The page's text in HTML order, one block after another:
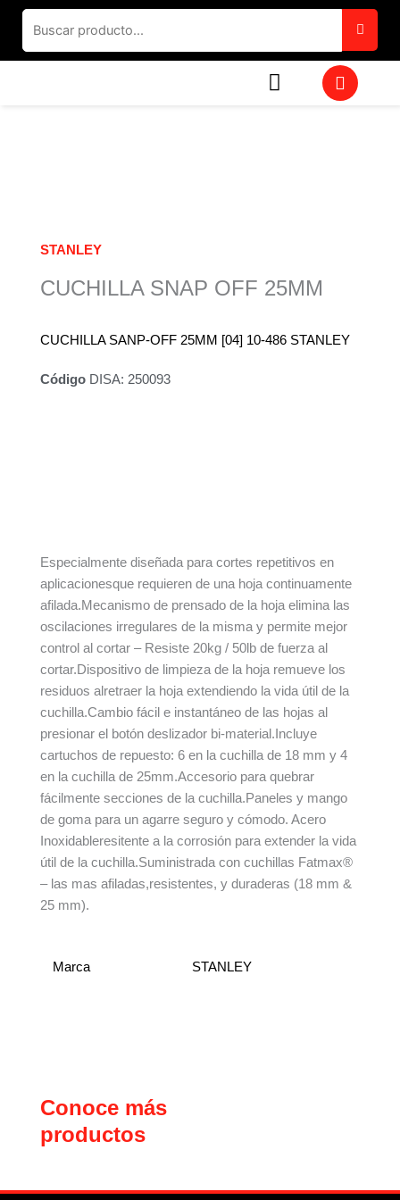
contenido
W
h
STANLEY
CUCHILLA SNAP OFF 25MM
CUCHILLA SANP-OFF 25MM [04] 10-486 STANLEY
Código DISA: 250093
Especialmente diseñada para cortes repetitivos en
aplicacionesque requieren de una hoja continuamente
afilada.Mecanismo de prensado de la hoja elimina las
oscilaciones irregulares de la misma y permite mejor
control al cortar – Resiste 20kg / 50lb de fuerza al
cortar.Dispositivo de limpieza de la hoja remueve los
residuos alretraer la hoja extendiendo la vida útil de la
cuchilla.Cambio fácil e instantáneo de las hojas al
presionar el botón deslizador bi-material.Incluye
cartuchos de repuesto: 6 en la cuchilla de 18 mm y 4
en la cuchilla de 25mm.Accesorio para quebrar
fácilmente secciones de la cuchilla.Paneles y mango
de goma para un agarre seguro y cómodo. Acero
Inoxidableresitente a la corrosión para extender la vida
útil de la cuchilla.Suministrada con cuchillas Fatmax®
– las mas afiladas,resistentes, y duraderas (18 mm &
25 mm).
Marca STANLEY
Conoce más
productos